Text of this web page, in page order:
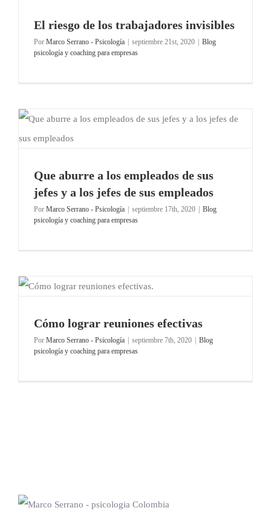
El riesgo de los trabajadores invisibles
Por Marco Serrano - Psicología septiembre 21st, 2020
Blog
psicología y coaching para empresas
Que aburre a los empleados de sus
jefes y a los jefes de sus empleados
Por Marco Serrano - Psicología septiembre 17th, 2020
Blog
psicología y coaching para empresas
Cómo lograr reuniones efectivas
Por Marco Serrano - Psicología septiembre 7th, 2020
Blog
psicología y coaching para empresas